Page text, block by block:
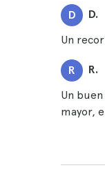
D D.
Un
R R.
Un
mayor,